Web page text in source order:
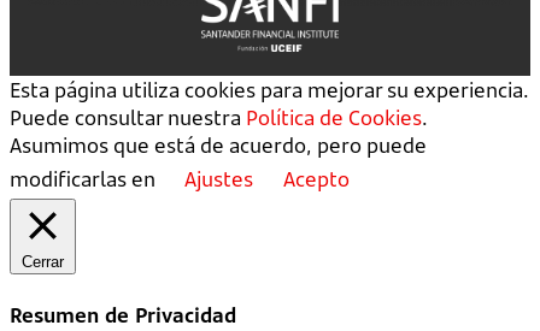
Esta página utiliza cookies para mejorar su experiencia.
Puede consultar nuestra Política de Cookies.
Asumimos que está de acuerdo, pero puede
modificarlas en
Ajustes Acepto
Cerrar
Resumen de Privacidad